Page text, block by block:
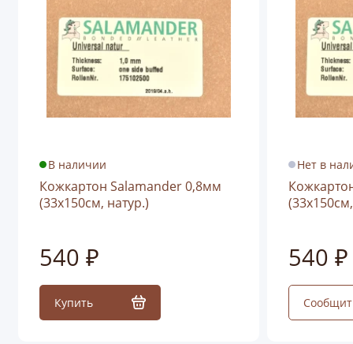
В наличии
Кожкартон Salamander 0,8мм
(33х150см, натур.)
540 ₽
Купить
Нет в
540 ₽